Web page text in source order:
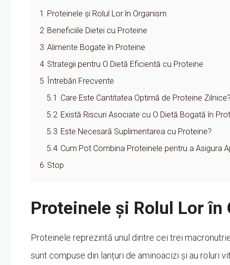
1
Proteinele și Rolul Lor în Organism
2 Beneficiile Dietei cu Proteine
3 Alimente Bogate în Proteine
4 Strategii pentru O Dietă Eficientă cu Proteine
5
Întrebări Frecvente
5.1 Care Este Cantitatea Optimă de Proteine Zilnice?
5.2 Există Riscuri Asociate cu O Dietă Bogată în
5.3 Este Necesară Suplimentarea cu Proteine?
5.4 Cum Pot Combina Proteinele pentru a Asigura
6 Stop
Proteinele și Rolul Lor în
Proteinele reprezintă unul dintre cei trei
sunt compuse din lanțuri de aminoacizi și au roluri